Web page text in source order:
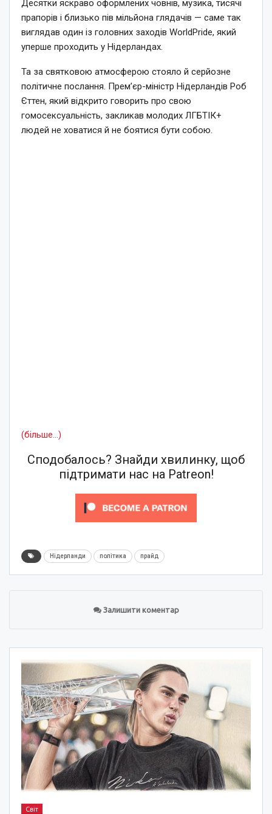
Десятки яскраво оформлених човнів, музика, тисячі
прапорів і близько пів мільйона глядачів — саме так
виглядав один із головних заходів WorldPride, який
уперше проходить у Нідерландах.
Та за святковою атмосферою стояло й серйозне
політичне послання. Прем’єр-міністр Нідерландів Роб
Єттен, який відкрито говорить про свою
гомосексуальність, закликав молодих ЛГБТІК+
людей не ховатися й не боятися бути собою.
(більше…)
Сподобалось? Знайди хвилинку, щоб
підтримати нас на Patreon!
Нідерланди політика прайд
Залишити коментар
Світ